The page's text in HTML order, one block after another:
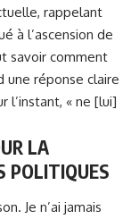
rappelant
à l’ascension de
savoir comment
une réponse claire
l’instant, « ne [lui]
LA
POLITIQUES
Je n’ai jamais